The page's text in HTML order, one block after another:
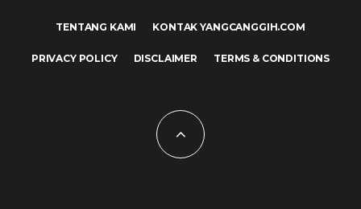
TENTANG KAMI KONTAK YANGCANGGIH.COM
PRIVACY POLICY DISCLAIMER TERMS & CONDITIONS